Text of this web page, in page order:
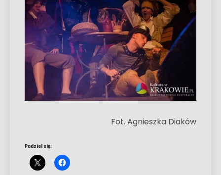
Fot. Agnieszka Diaków
Podziel się: